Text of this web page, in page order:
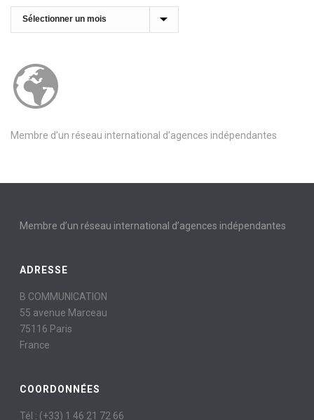
Archives
Membre d’un réseau international d’agences indépendantes
Membre d’un réseau international d’agences indépendantes
ADRESSE
B COMMUNICATION
55 avenue Marceau
75116 Paris
France
COORDONNÉES
Tél : (+33) 1 46 21 72 66